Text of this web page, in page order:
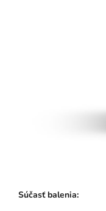
Súčasť balenia: